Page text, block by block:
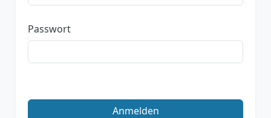
Passwort
Anmelden